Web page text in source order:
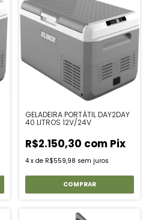
GELADEIRA PORTÁTIL DAY2DAY
40 LITROS 12V/24V
R$2.150,30 com Pix
4 x de R$559,98 sem juros